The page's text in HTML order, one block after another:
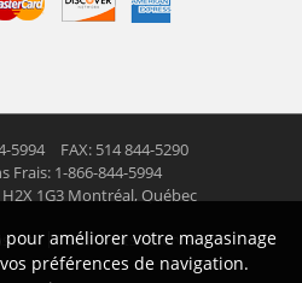
5994
FAX: 514 844-5290
Frais: 1-866-844-5994
H2X 1G3 Montréal, Québec
inc. Tous droits réservés
améliorer votre magasinage
préférences de navigation.